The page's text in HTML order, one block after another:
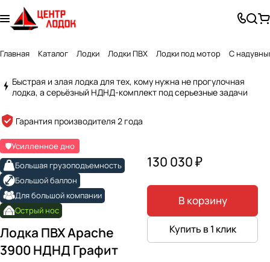
Главная Каталог Лодки Лодки ПВХ Лодки под мотор С
Created by Alex Turner
from the Noun Project
Быстрая и злая лодка для тех, кому нужна не прогулочная
лодка, а серьёзный НДНД-комплект под серьезные задачи
Гарантия производителя 2 года
🛡️Усилленное дно
Большая грузоподъемность
Большой баллон
Для большой компании
Острый нос
Лодка ПВХ Apache
3900 НДНД Графит
130 030 ₽
В корзину
Купить в 1 клик